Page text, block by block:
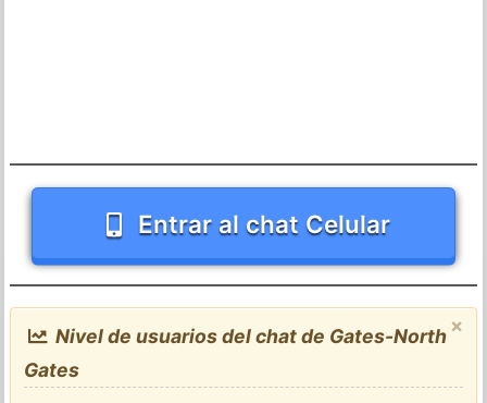
Entrar al chat Celular
×
Nivel de usuarios del chat de Gates-North
Gates